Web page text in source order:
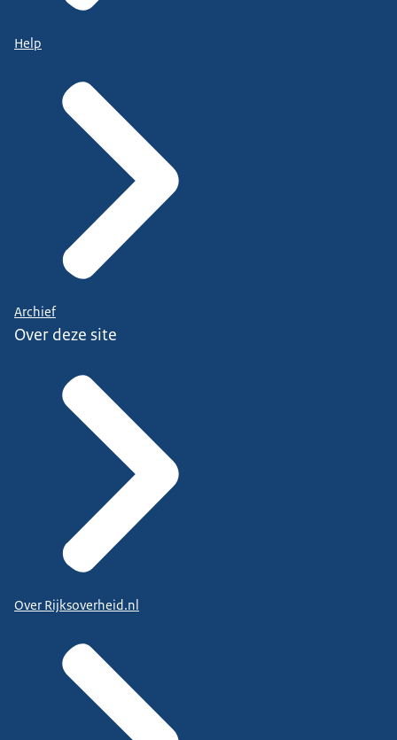
Help
Archief
Over deze site
Over Rijksoverheid.nl